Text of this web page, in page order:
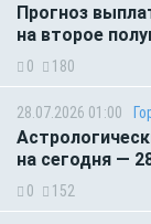
Прогноз
на второе
0 180
28.07.2026 01:00
на сегодня —
0 152